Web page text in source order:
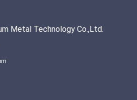
Metal Technology Co.,Ltd.